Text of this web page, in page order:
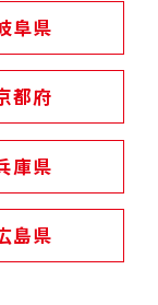
阜県
都府
庫県
島県